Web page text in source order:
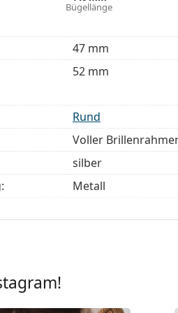
eines Tuchs geliefert
Sortiment derBrillen, um
, wenn Sie Hilfe bei der
Lesen Sie vor dem Gebrauch
Bügellänge
47 mm
52 mm
Rund
Voller
silber
Metall